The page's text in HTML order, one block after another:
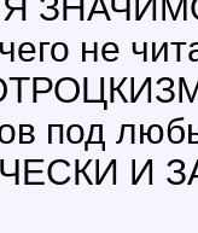
не
под
И